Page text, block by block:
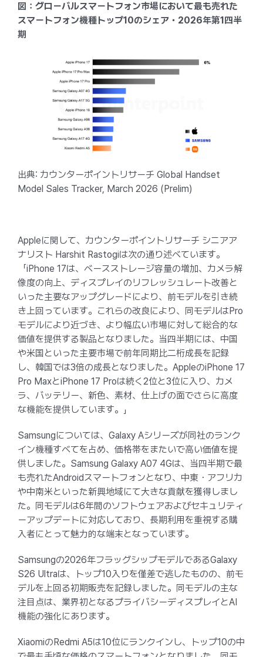
図：グローバルスマートフォン市場において最も売れた
スマートフォン機種トップ10のシェア・2026年第1四半
期
出典: カウンターポイントリサーチ Global Handset
Model Sales Tracker, March 2026 (Prelim)
Appleに関して、カウンターポイントリサーチ シニアア
ナリスト Harshit Rastogiは次の通り述べています。
「iPhone 17は、ベースストレージ容量の増加、カメラ解
像度の向上、ディスプレイのリフレッシュレート改善と
いった主要なアップグレードにより、前モデルを引き続
き上回っています。これらの改良により、同モデルはPro
モデルにより近づき、より幅広い市場に対して総合的な
価値を提供する製品となりました。当四半期には、中国
や米国といった主要市場で前年同期比二桁成長を記録
し、韓国では3倍の成長となりました。AppleのiPhone 17
Pro MaxとiPhone 17 Proは続く2位と3位に入り、カメ
ラ、バッテリー、新色、素材、仕上げの面でさらに高度
な機能を提供しています。」
Samsungについては、Galaxy Aシリーズが同社のランク
イン機種すべてを占め、価格帯をまたいで高い価値を提
供しました。Samsung Galaxy A07 4Gは、当四半期で最
も売れたAndroidスマートフォンとなり、中東・アフリカ
や中南米といった新興地域にて大きな貢献を獲得しまし
た。同モデルは6年間のソフトウェアおよびセキュリティ
ーアップデートに対応しており、長期利用を重視する購
入者にとって魅力的な端末となっています。
Samsungの2026年フラッグシップモデルであるGalaxy
S26 Ultraは、トップ10入りを僅差で逃したものの、前モ
デルを上回る初期販売を記録しました。同モデルの主な
注目点は、業界初となるプライバシーディスプレイとAI
機能の強化にあります。
XiaomiのRedmi A5は10位にランクインし、トップ10の中